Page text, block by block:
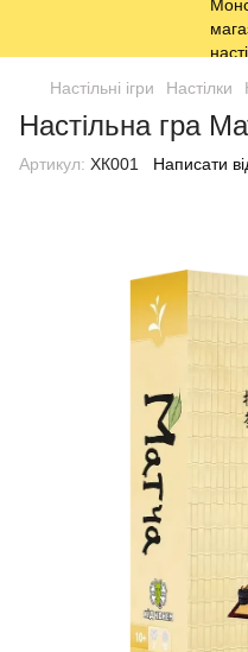
Настільні ігри Настілки
Настільна гра
Артикул: ХК001 Написати